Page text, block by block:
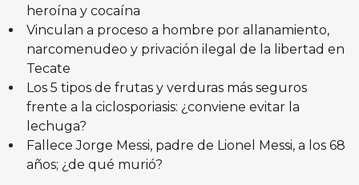
heroína y cocaína
Vinculan a proceso a hombre por allanamiento,
narcomenudeo y privación ilegal de la libertad en
Tecate
Los 5 tipos de frutas y verduras más seguros
frente a la ciclosporiasis: ¿conviene evitar la
lechuga?
Fallece Jorge Messi, padre de Lionel Messi, a los 68
años; ¿de qué murió?